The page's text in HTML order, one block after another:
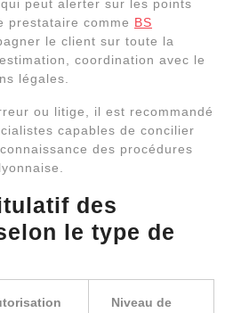
peut alerter sur les points
prestataire comme BS
le client sur toute la
coordination avec le
légales.
ou litige, il est recommandé
capables de concilier
des procédures
des
le type de
Niveau de